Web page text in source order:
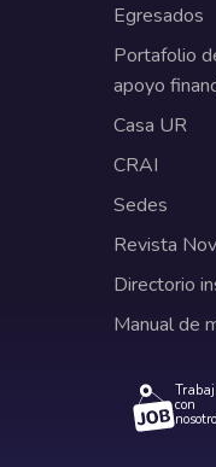
Egresados
Portafolio
apoyo
Casa UR
CRAI
Sedes
Revista
Directorio
Manual de
con